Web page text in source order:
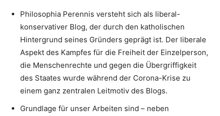
Philosophia Perennis versteht sich als liberal-
konservativer Blog, der durch den katholischen
Hintergrund seines Gründers geprägt ist. Der liberale
Aspekt des Kampfes für die Freiheit der Einzelperson,
die Menschenrechte und gegen die Übergriffigkeit
des Staates wurde während der Corona-Krise zu
einem ganz zentralen Leitmotiv des Blogs.
Grundlage für unser Arbeiten sind – neben